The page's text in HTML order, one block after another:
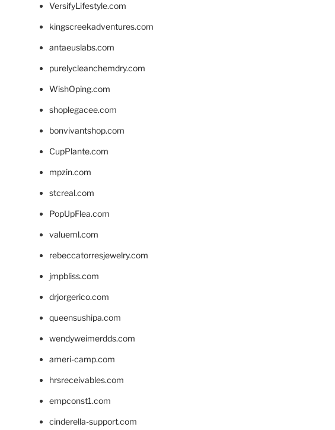
VersifyLifestyle.com
kingscreekadventures.com
antaeuslabs.com
purelycleanchemdry.com
WishOping.com
shoplegacee.com
bonvivantshop.com
CupPlante.com
mpzin.com
stcreal.com
PopUpFlea.com
valueml.com
rebeccatorresjewelry.com
jmpbliss.com
drjorgerico.com
queensushipa.com
wendyweimerdds.com
ameri-camp.com
hrsreceivables.com
empconst1.com
cinderella-support.com